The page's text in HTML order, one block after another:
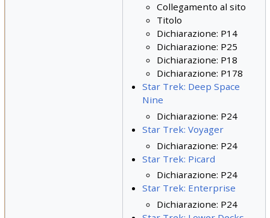
Collegamento al sito
Titolo
Dichiarazione: P14
Dichiarazione: P25
Dichiarazione: P18
Dichiarazione: P178
Star Trek: Deep Space
Nine
Dichiarazione: P24
Star Trek: Voyager
Dichiarazione: P24
Star Trek: Picard
Dichiarazione: P24
Star Trek: Enterprise
Dichiarazione: P24